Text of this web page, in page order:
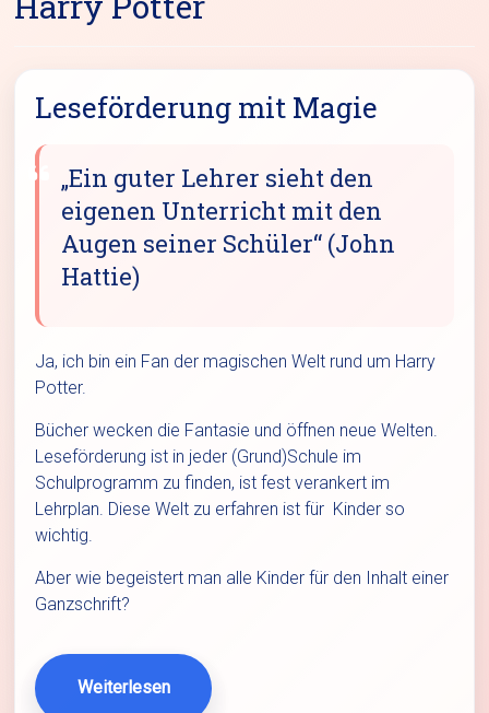
Leseförderung mit Magie
„Ein guter Lehrer sieht den
eigenen Unterricht mit den
Augen seiner Schüler“ (John
Hattie)
Ja, ich bin ein Fan der magischen Welt rund um Harry
Potter.
Bücher wecken die Fantasie und öffnen neue Welten.
Leseförderung ist in jeder (Grund)Schule im
Schulprogramm zu finden, ist fest verankert im
Lehrplan. Diese Welt zu erfahren ist für Kinder so
wichtig.
Aber wie begeistert man alle Kinder für den Inhalt einer
Ganzschrift?
Weiterlesen